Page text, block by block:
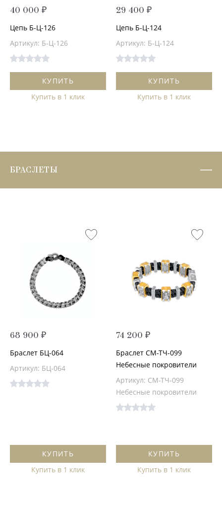
40 000 ₽
Цепь Б-Ц-126
Артикул: Б-Ц-126
КУПИТЬ
Купить в 1 клик
29 400 ₽
Цепь Б-Ц-124
Артикул: Б-Ц-124
КУПИТЬ
Купить в 1 клик
БРАСЛЕТЫ
68 900 ₽
Браслет БЦ-064
Артикул: БЦ-064
КУПИТЬ
Купить в 1 клик
74 200 ₽
Браслет СМ-ТЧ-099
Небесные покровители
Артикул: СМ-ТЧ-099
Небесные покровители
КУПИТЬ
Купить в 1 клик